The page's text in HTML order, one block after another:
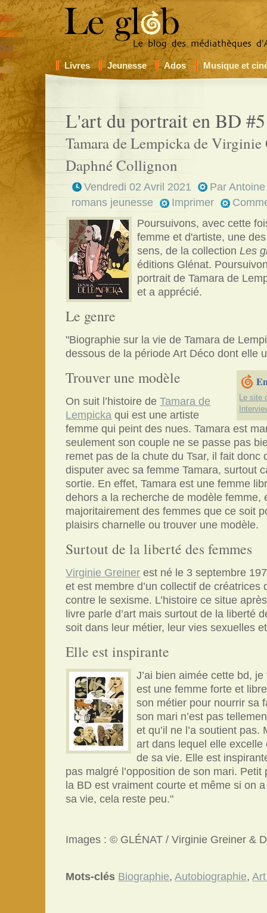
Livres Jeunesse Ados Musique et
L'art du portrait en BD #5
Tamara de Lempicka de
Daphné Collignon
Vendredi 02 Avril 2021 ParAntoine
romans jeunesse
Imprimer
Poursuivons, avec cette
femme et d'artiste, une
sens, de la collectionLes
éditions Glénat.
portrait de Tamara de
et a apprécié.
Le genre
"Biographie sur la vie de Tamara de
dessous de la période Art Déco dont elle
Le site
Trouver une modèle
On suit l’histoire deTamara de
Lempicka qui est une artiste
femme qui peint des nues. Tamara est
seulement son couple ne se passe pas
remet pas de la chute du Tsar, il fait donc
disputer avec sa femme Tamara, surtout
sortie. En effet, Tamara est une femme
dehors a la recherche de modèle femme,
majoritairement des femmes que ce soit
plaisirs charnelle ou trouver une modèle.
Surtout de la liberté des femmes
Virginie Greiner est né le 3 septembre
et est membre d’un collectif de créatrices
contre le sexisme. L’histoire ce situe
livre parle d’art mais surtout de la liberté
soit dans leur métier, leur vies sexuelles
Elle est inspirante
J’ai bien aimée cette bd,
est une femme forte et
son métier pour nourrir sa
son mari n’est pas
et qu’il ne l’a soutient
art dans lequel elle
de sa vie. Elle est
pas malgré l’opposition de son mari. Petit
la BD est vraiment courte et même si on
sa vie, cela reste peu."
Images : © GLÉNAT / Virginie Greiner &
Mots-clés Biographie,Autobiographie,